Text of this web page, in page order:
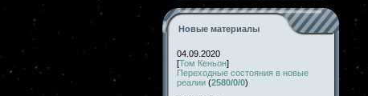
Новые материалы
04.09.2020
[Том Кеньон]
Переходные состояния в новые
реалии (2580/0/0)